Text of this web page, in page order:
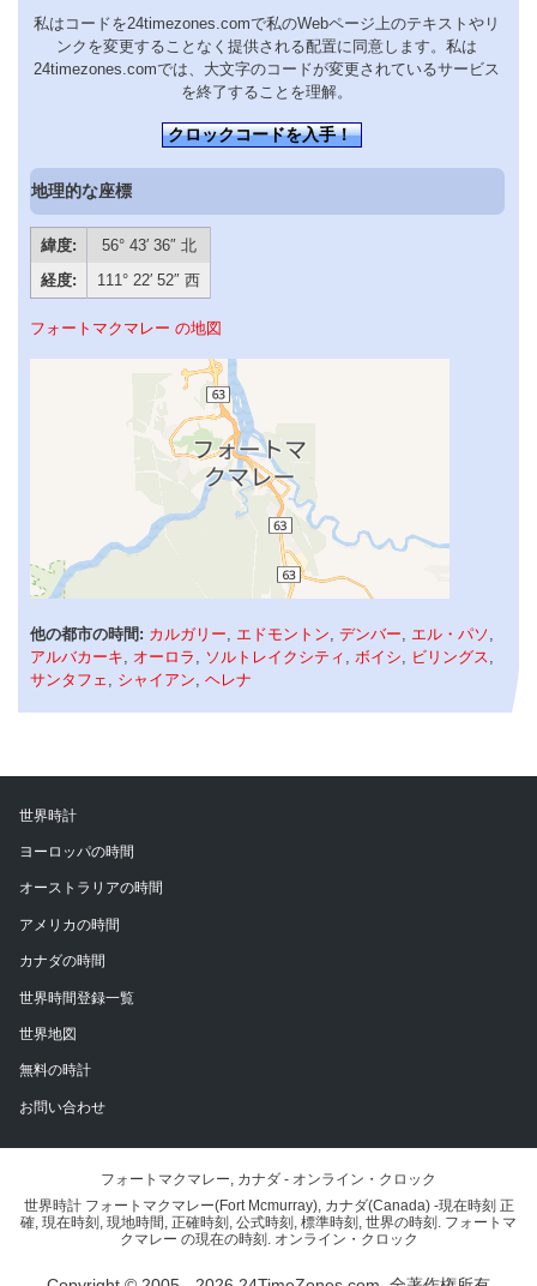
私はコードを24timezones.comで私のWebページ上のテキストやリ
ンクを変更することなく提供される配置に同意します。私は
24timezones.comでは、大文字のコードが変更されているサービス
を終了することを理解。
クロックコードを入手！
地理的な座標
緯度:
56° 43′ 36″ 北
経度:
111° 22′ 52″ 西
フォートマクマレー の地図
他の都市の時間: カルガリー, エドモントン, デンバー, エル・パソ ,
アルバカーキ, オーロラ , ソルトレイクシティ , ボイシ, ビリングス,
サンタフェ, シャイアン, ヘレナ
世界時計
ヨーロッパの時間
オーストラリアの時間
アメリカの時間
カナダの時間
世界時間登録一覧
世界地図
無料の時計
お問い合わせ
フォートマクマレー, カナダ - オンライン・クロック
世界時計 フォートマクマレー(Fort Mcmurray), カナダ(Canada) -現在時刻 正
確, 現在時刻, 現地時間, 正確時刻, 公式時刻, 標準時刻, 世界の時刻. フォートマ
クマレー の現在の時刻. オンライン・クロック